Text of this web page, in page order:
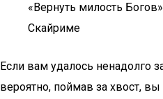
«Вернуть милость
Скайриме
Если вам удалось ненадолго
вероятно, поймав за хвост,